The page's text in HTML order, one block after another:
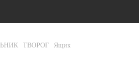
'G-RFXCKGNRF7');
ТВОРОГ Ящик